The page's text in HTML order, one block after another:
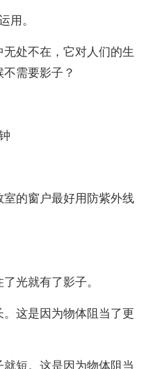
用。
处不在，它对人们的生
需要影子？
的窗户最好用防紫外线
光就有了影子。
这是因为物体阻当了更
短。这是因为物体阻当